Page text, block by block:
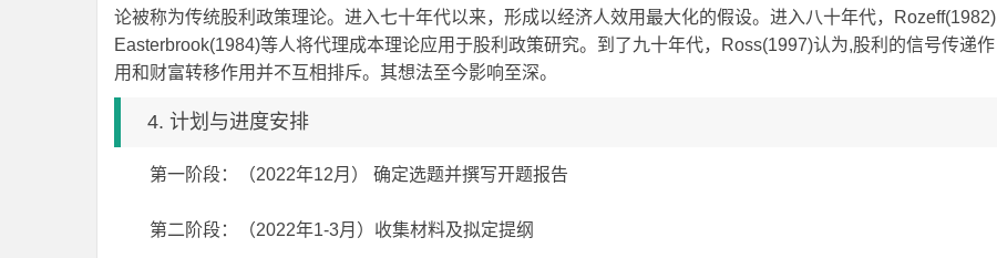
论被称为传统股利政策理论。进入七十年代以来，形成以经济人效用最大化的假设。进入八十年代，Rozeff(1982)
Easterbrook(1984)等人将代理成本理论应用于股利政策研究。到了九十年代，Ross(1997)认为,股利的信号传递作
用和财富转移作用并不互相排斥。其想法至今影响至深。
4. 计划与进度安排
第一阶段：（2022年12月） 确定选题并撰写开题报告
第二阶段：（2022年1-3月）收集材料及拟定提纲